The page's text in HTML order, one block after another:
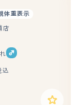
体重表示
もっと見る
店
込